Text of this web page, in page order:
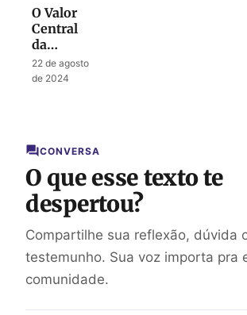
O Valor
Central
da
Reconciliação
22 de agosto
de 2024
CONVERSA
O que esse texto te
despertou?
Compartilhe sua reflexão, dúvida
testemunho. Sua voz importa pra
comunidade.